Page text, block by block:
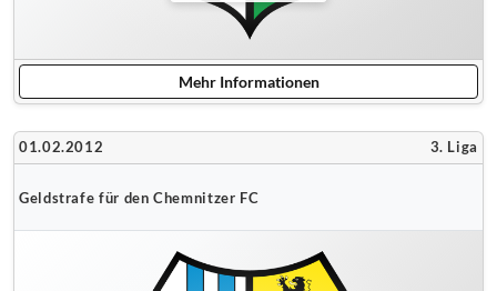
Mehr Informationen
01.02.2012 3. Liga
Geldstrafe für den Chemnitzer FC